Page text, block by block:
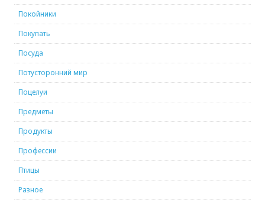
Покойники
Покупать
Посуда
Потусторонний мир
Поцелуи
Предметы
Продукты
Профессии
Птицы
Разное